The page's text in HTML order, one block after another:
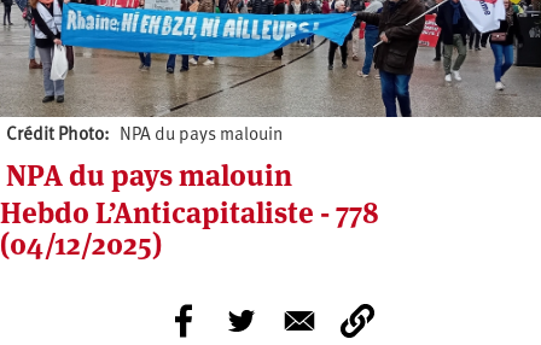
Crédit Photo NPA du pays malouin
NPA du pays malouin
Hebdo L’Anticapitaliste - 778
(04/12/2025)